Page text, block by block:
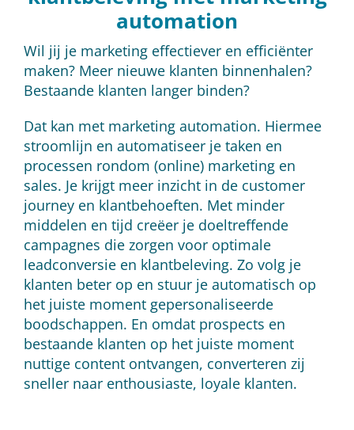
automation
Wil jij je marketing effectiever en efficiënter
maken? Meer nieuwe klanten binnenhalen?
Bestaande klanten langer binden?
Dat kan met marketing automation. Hiermee
stroomlijn en automatiseer je taken en
processen rondom (online) marketing en
sales. Je krijgt meer inzicht in de customer
journey en klantbehoeften. Met minder
middelen en tijd creëer je doeltreffende
campagnes die zorgen voor optimale
leadconversie en klantbeleving. Zo volg je
klanten beter op en stuur je automatisch op
het juiste moment gepersonaliseerde
boodschappen. En omdat prospects en
bestaande klanten op het juiste moment
nuttige content ontvangen, converteren zij
sneller naar enthousiaste, loyale klanten.